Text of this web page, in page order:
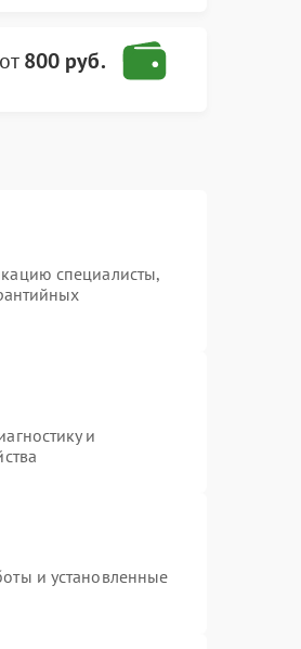
от800 руб.
специалисты,
и
и установленные